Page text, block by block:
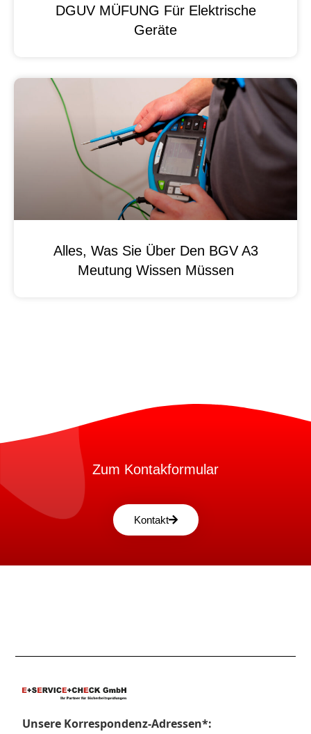
DGUV MÜFUNG Für Elektrische
Geräte
Alles, Was Sie Über Den BGV A3
Meutung Wissen Müssen
Zum Kontakformular
Kontakt
Unsere Korrespondenz-Adressen*: